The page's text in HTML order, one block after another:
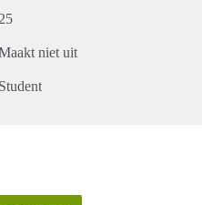
25
niet uit
Student